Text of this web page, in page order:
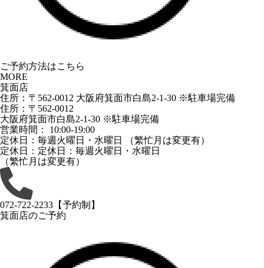
ご予約方法はこちら
MORE
箕面店
住所：〒562-0012 大阪府箕面市白島2-1-30 ※駐車場完備
住所：〒562-0012
大阪府箕面市白島2-1-30 ※駐車場完備
営業時間： 10:00-19:00
定休日：毎週火曜日・水曜日 （繁忙月は変更有）
定休日：定休日：毎週火曜日・水曜日
（繁忙月は変更有）
072-722-2233 【予約制】
箕面店のご予約